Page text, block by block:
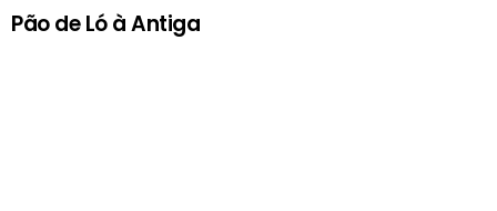
Pão de Ló à Antiga